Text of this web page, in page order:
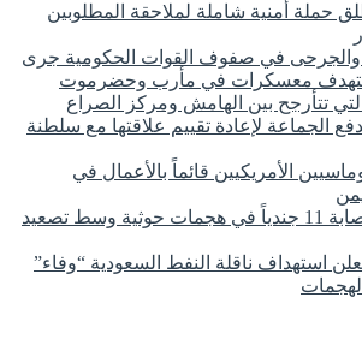
حملة أمنية شاملة لملاحقة المطلوبين
والجرحى في صفوف القوات الحكومية جرى
معسكرات في مأرب وحضرموت
تتأرجح بين الهامش ومركز الصراع
الجماعة لإعادة تقييم علاقتها مع سلطنة
الأمريكيين قائماً بالأعمال في
مأرب: مقتل وإصابة 11 جندياً في هجمات حوثية وسط تصعيد
استهداف ناقلة النفط السعودية “وفاء”